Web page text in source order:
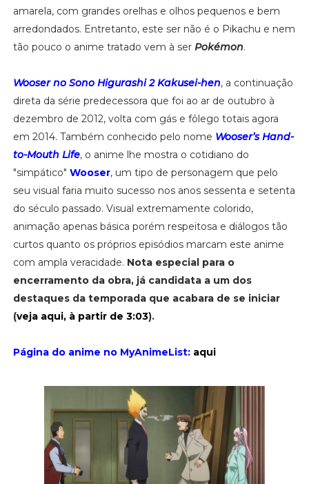
amarela, com grandes orelhas e olhos pequenos e bem
arredondados. Entretanto, este ser não é o Pikachu e nem
tão pouco o anime tratado vem à ser Pokémon.
Wooser no Sono Higurashi 2 Kakusei-hen, a continuação
direta da série predecessora que foi ao ar de outubro à
dezembro de 2012, volta com gás e fôlego totais agora
em 2014. Também conhecido pelo nome Wooser’s Hand-
to-Mouth Life, o anime lhe mostra o cotidiano do
"simpático" Wooser, um tipo de personagem que pelo
seu visual faria muito sucesso nos anos sessenta e setenta
do século passado. Visual extremamente colorido,
animação apenas básica porém respeitosa e diálogos tão
curtos quanto os próprios episódios marcam este anime
com ampla veracidade. Nota especial para o
encerramento da obra, já candidata a um dos
destaques da temporada que acabara de se iniciar
(veja aqui, à partir de 3:03).
Página do anime no MyAnimeList: aqui